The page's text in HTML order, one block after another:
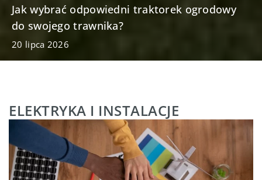
Jakie są zalety wiecznych róż w porównaniu
do tradycyjnych bukietów?
19 lipca 2026
ELEKTRYKA I INSTALACJE